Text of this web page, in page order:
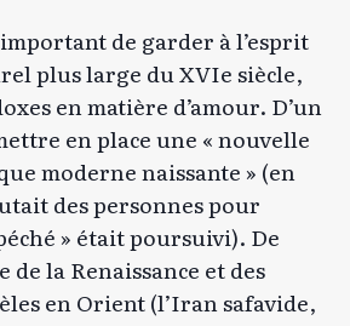
de garder à l’esprit
plus large du XVIe siècle,
en matière d’amour. D’un
en place une « nouvelle
moderne naissante » (en
des personnes pour
» était poursuivi). De
la Renaissance et des
en Orient (l’Iran safavide,